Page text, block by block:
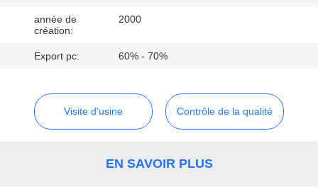
NOUVELLES
UNE
CITATION
année de
création:
2000
Export pc: 60% - 70%
Visite d'usine Contrôle de la qualité
EN SAVOIR PLUS